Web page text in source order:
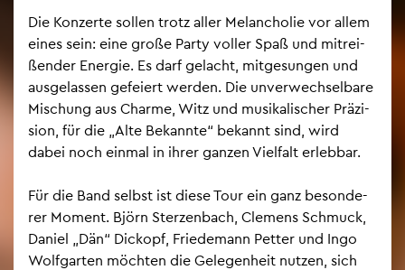
Die Kon­zer­te sol­len trotz aller Me­lan­cho­lie vor allem
eines sein: eine große Party vol­ler Spaß und mit­rei­
ßen­der En­er­gie. Es darf ge­lacht, mit­ge­sun­gen und
aus­ge­las­sen ge­fei­ert wer­den. Die un­ver­wech­sel­ba­re
Mi­schung aus Charme, Witz und mu­si­ka­li­scher Prä­zi­
si­on, für die „Alte Be­kann­te“ be­kannt sind, wird
dabei noch ein­mal in ihrer gan­zen Viel­falt er­leb­bar.
Für die Band selbst ist diese Tour ein ganz be­son­de­
rer Mo­ment. Björn Ster­zen­bach, Cle­mens Schmuck,
Da­ni­el „Dän“ Dick­opf, Frie­de­mann Pet­ter und Ingo
Wolf­gar­ten möch­ten die Ge­le­gen­heit nut­zen, sich